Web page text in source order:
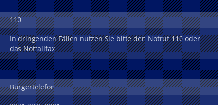
110
In dringenden Fällen nutzen Sie bitte den Notruf 110 oder
das Notfallfax
Bürgertelefon